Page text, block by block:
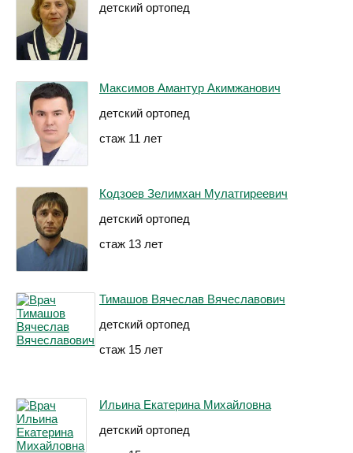
детский ортопед
Максимов Амантур Акимжанович
детский ортопед
стаж 11 лет
Кодзоев Зелимхан Мулатгиреевич
детский ортопед
стаж 13 лет
Тимашов Вячеслав Вячеславович
детский ортопед
стаж 15 лет
Ильина Екатерина Михайловна
детский ортопед